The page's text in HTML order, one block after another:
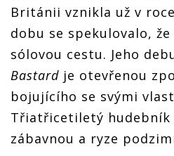
Británii vznikla už v
dobu se spekulovalo,
sólovou cestu. Jeho
Bastard je otevřenou
bojujícího se svými
Třiatřicetiletý hudebník
zábavnou a ryze